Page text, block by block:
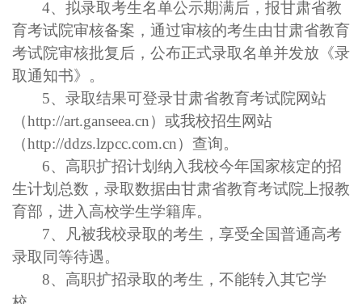
4、拟录取考生名单公示期满后，报甘肃省教
育考试院审核备案，通过审核的考生由甘肃省教育
考试院审核批复后，公布正式录取名单并发放《录
取通知书》。
5、录取结果可登录甘肃省教育考试院网站
（http://art.ganseea.cn）或我校招生网站
（http://ddzs.lzpcc.com.cn）查询。
6、高职扩招计划纳入我校今年国家核定的招
生计划总数，录取数据由甘肃省教育考试院上报教
育部，进入高校学生学籍库。
7、
凡被我校录取的考生，享受全国普通高考
录取同等待遇。
8、高职扩招录取的考生，不能转入其它学